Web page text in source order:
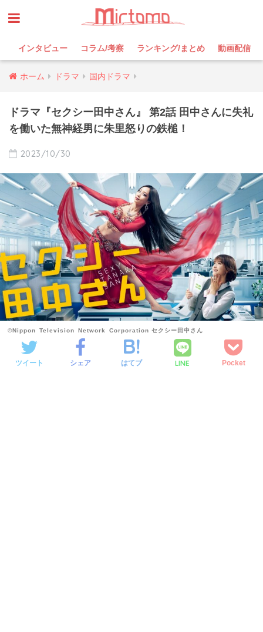
インタビュー コラム/考察 ランキング/まとめ 動画配信
ホーム ドラマ 国内ドラマ
ドラマ『セクシー田中さん』 第2話 田中さんに失礼
を働いた無神経男に朱里怒りの鉄槌！
2023/10/30
©Nippon Television Network Corporation セクシー田中さん
ツイート シェア はてブ LINE Pocket